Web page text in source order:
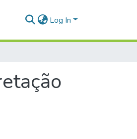
Log In